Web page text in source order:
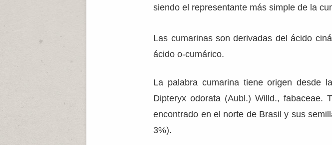
siendo el representante más simple de la
Las cumarinas son derivadas del ácido
ácido o-cumárico.
La palabra cumarina tiene origen desde
Dipteryx odorata (Aubl.) Willd., fabaceae.
encontrado en el norte de Brasil y sus
3%).